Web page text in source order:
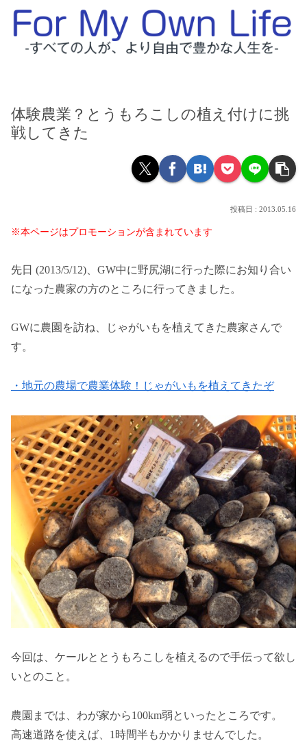
体験農業？とうもろこしの植え付けに挑
戦してきた
2013.05.16
※本ページはプロモーションが含まれています
先日 (2013/5/12)、GW中に野尻湖に行った際にお知り合い
になった農家の方のところに行ってきました。
GWに農園を訪ね、じゃがいもを植えてきた農家さんで
す。
・地元の農場で農業体験！じゃがいもを植えてきたぞ
今回は、ケールととうもろこしを植えるので手伝って欲し
いとのこと。
農園までは、わが家から100km弱といったところです。
高速道路を使えば、1時間半もかかりませんでした。